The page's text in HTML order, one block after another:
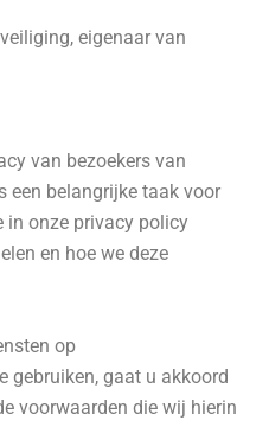
eigenaar van
van bezoekers van
belangrijke taak voor
in onze privacy policy
en hoe we deze
op
gaat u akkoord
voorwaarden die wij hierin